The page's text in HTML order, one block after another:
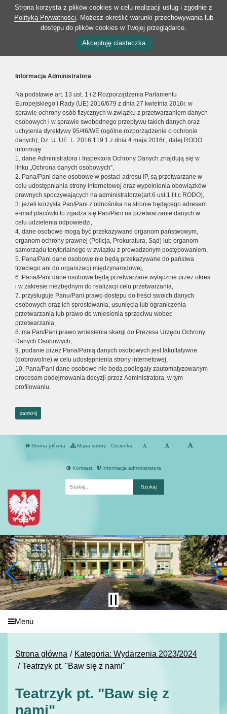
Strona korzysta z plików cookies w celu realizacji usług i zgodnie z
Polityką Prywatności. Możesz określić warunki przechowywania lub
dostępu do plików cookies w Twojej przeglądarce.
Akceptuję ciasteczka
Informacja Administratora
Na podstawie art. 13 ust. 1 i 2 Rozporządzenia Parlamentu
Europejskiego i Rady (UE) 2016/679 z dnia 27 kwietnia 2016r. w
sprawie ochrony osób fizycznych w związku z przetwarzaniem danych
osobowych i w sprawie swobodnego przepływu takich danych oraz
uchylenia dyrektywy 95/46/WE (ogólne rozporządzenie o ochronie
danych), Dz. U. UE. L. 2016.119.1 z dnia 4 maja 2016r., dalej RODO
informuję:
1. dane Administratora i Inspektora Ochrony Danych znajdują się w
linku „Ochrona danych osobowych”,
2. Pana/Pani dane osobowe w postaci adresu IP, są przetwarzane w
celu udostępniania strony internetowej oraz wypełnienia obowiązków
prawnych spoczywających na administratorze(art.6 ust.1 lit.c RODO),
3. jeżeli korzysta Pan/Pani z odnośnika na stronie będącego adresem
e-mail placówki to zgadza się Pan/Pani na przetwarzanie danych w
celu udzielenia odpowiedzi,
4. dane osobowe mogą być przekazywane organom państwowym,
organom ochrony prawnej (Policja, Prokuratura, Sąd) lub organom
samorządu terytorialnego w związku z prowadzonym postępowaniem,
5. Pana/Pani dane osobowe nie będą przekazywane do państwa
trzeciego ani do organizacji międzynarodowej,
6. Pana/Pani dane osobowe będą przetwarzane wyłącznie przez okres
i w zakresie niezbędnym do realizacji celu przetwarzania,
7. przysługuje Panu/Pani prawo dostępu do treści swoich danych
osobowych oraz ich sprostowania, usunięcia lub ograniczenia
przetwarzania lub prawo do wniesienia sprzeciwu wobec
przetwarzania,
8. ma Pan/Pani prawo wniesienia skargi do Prezesa Urzędu Ochrony
Danych Osobowych,
9. podanie przez Pana/Panią danych osobowych jest fakultatywne
(dobrowolne) w celu udostępnienia strony internetowej,
10. Pana/Pani dane osobowe nie będą podlegały zautomatyzowanym
procesom podejmowania decyzji przez Administratora, w tym
profilowaniu.
zamknij
Strona główna Mapa strony Czcionka
Kontrast Informacja administratora
Menu
Strona główna
Kategoria: Wydarzenia 2023/2024
Teatrzyk pt. "Baw się z nami"
Teatrzyk pt. "Baw się z
nami"